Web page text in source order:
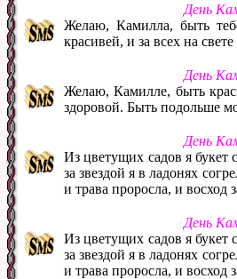
День
Желаю, Камилла, быть
красивей, и за всех на
День
Желаю, Камилле, быть
здоровой. Быть подольше
День
Из цветущих садов я
за звездой я в ладонях
и трава проросла, и
День
Из цветущих садов я
за звездой я в ладонях
и трава проросла, и